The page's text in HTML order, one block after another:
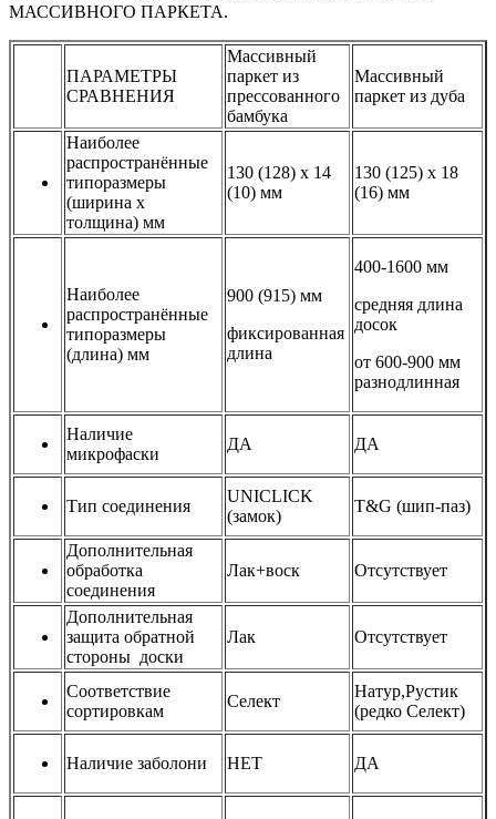
МАССИВНОГО ПАРКЕТА.
ПАРАМЕТРЫ
СРАВНЕНИЯ
Массивный
паркет из
прессованного
бамбука
Массивный
паркет из дуба
Наиболее
распространённые
типоразмеры
(ширина х
толщина) мм
130 (128) х 14
(10) мм
130 (125) х 18
(16) мм
Наиболее
распространённые
типоразмеры
(длина) мм
900 (915) мм
фиксированная
длина
400-1600 мм
средняя длина
досок
от 600-900 мм
разнодлинная
Наличие
микрофаски
ДА ДА
Тип соединения
UNICLICK
(замок)
T&G (шип-паз)
Дополнительная
обработка
соединения
Лак+воск Отсутствует
Дополнительная
защита обратной
стороны доски
Лак Отсутствует
Соответствие
сортировкам
Селект
Натур,Рустик
(редко Селект)
Наличие заболони НЕТ ДА